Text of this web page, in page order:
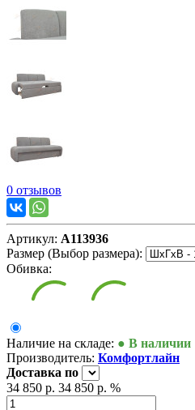
0 отзывов
Артикул: А113936
Размер (Выбор размера):
Обивка:
Наличие на складе: ● В наличии
Производитель: Комфортлайн
Доставка по
34 850 р. 34 850 р. %